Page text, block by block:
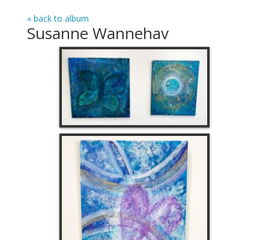
« back to album
Susanne Wannehav